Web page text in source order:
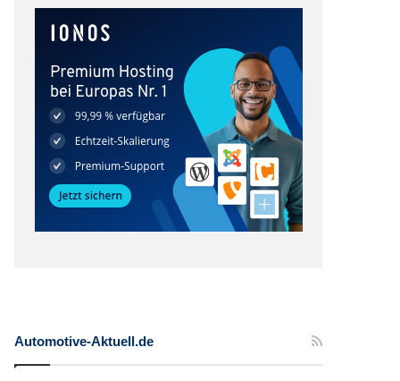
Automotive-Aktuell.de